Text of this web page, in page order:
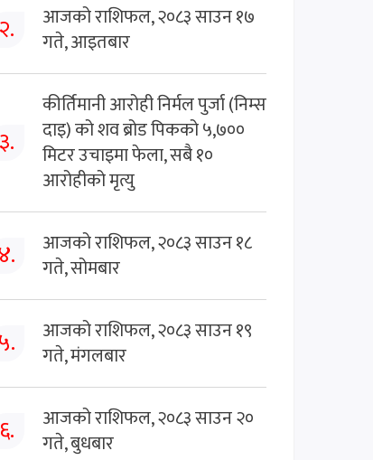
२.
आजको राशिफल, २०८३ साउन १७
गते, आइतबार
३.
कीर्तिमानी आरोही निर्मल पुर्जा (निम्स
दाइ) को शव ब्रोड पिकको ५,७००
मिटर उचाइमा फेला, सबै १०
आरोहीको मृत्यु
४.
आजको राशिफल, २०८३ साउन १८
गते, सोमबार
५.
आजको राशिफल, २०८३ साउन १९
गते, मंगलबार
६.
आजको राशिफल, २०८३ साउन २०
गते, बुधबार